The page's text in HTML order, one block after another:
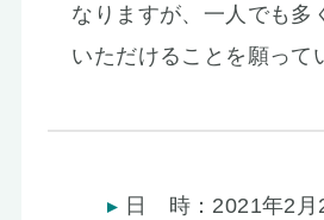
なりますが、一人でも多
いただけることを願って
日 時：2021年2月